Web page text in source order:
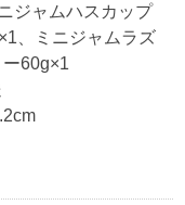
ジャムハスカップ
、ミニジャムラズ
60g×1